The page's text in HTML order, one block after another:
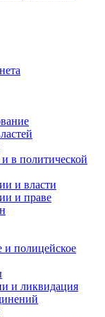
в политической
и власти
и праве
и полицейское
и ликвидация